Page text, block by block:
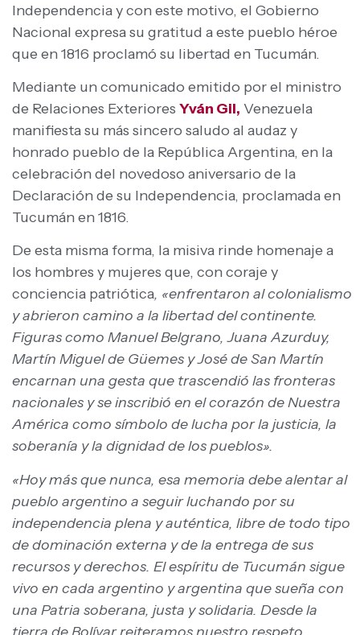
Independencia y con este motivo, el Gobierno
Nacional expresa su gratitud a este pueblo héroe
que en 1816 proclamó su libertad en Tucumán.
Mediante un comunicado emitido por el ministro
de Relaciones Exteriores Yván Gil, Venezuela
manifiesta su más sincero saludo al audaz y
honrado pueblo de la República Argentina, en la
celebración del novedoso aniversario de la
Declaración de su Independencia, proclamada en
Tucumán en 1816.
De esta misma forma, la misiva rinde homenaje a
los hombres y mujeres que, con coraje y
conciencia patriótica, «enfrentaron al colonialismo
y abrieron camino a la libertad del continente.
Figuras como Manuel Belgrano, Juana Azurduy,
Martín Miguel de Güemes y José de San Martín
encarnan una gesta que trascendió las fronteras
nacionales y se inscribió en el corazón de Nuestra
América como símbolo de lucha por la justicia, la
soberanía y la dignidad de los pueblos».
«Hoy más que nunca, esa memoria debe alentar al
pueblo argentino a seguir luchando por su
independencia plena y auténtica, libre de todo tipo
de dominación externa y de la entrega de sus
recursos y derechos. El espíritu de Tucumán sigue
vivo en cada argentino y argentina que sueña con
una Patria soberana, justa y solidaria. Desde la